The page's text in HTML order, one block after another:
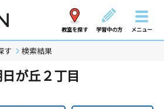
教室を探す 学習中の方 メニュー
す 検索結果
が丘２丁目